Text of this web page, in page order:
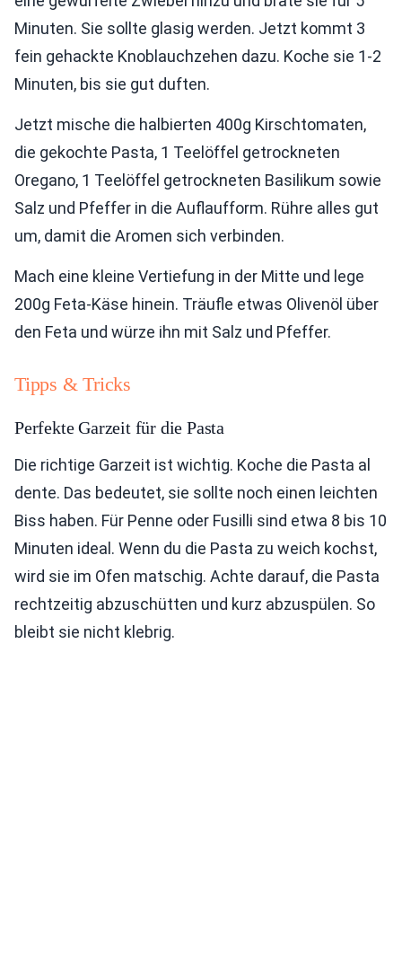
Minuten. Sie sollte glasig werden. Jetzt kommt 3
fein gehackte Knoblauchzehen dazu. Koche sie 1-2
Minuten, bis sie gut duften.
Jetzt mische die halbierten 400g Kirschtomaten,
die gekochte Pasta, 1 Teelöffel getrockneten
Oregano, 1 Teelöffel getrockneten Basilikum sowie
Salz und Pfeffer in die Auflaufform. Rühre alles gut
um, damit die Aromen sich verbinden.
Mach eine kleine Vertiefung in der Mitte und lege
200g Feta-Käse hinein. Träufle etwas Olivenöl über
den Feta und würze ihn mit Salz und Pfeffer.
Tipps & Tricks
Perfekte Garzeit für die Pasta
Die richtige Garzeit ist wichtig. Koche die Pasta al
dente. Das bedeutet, sie sollte noch einen leichten
Biss haben. Für Penne oder Fusilli sind etwa 8 bis 10
Minuten ideal. Wenn du die Pasta zu weich kochst,
wird sie im Ofen matschig. Achte darauf, die Pasta
rechtzeitig abzuschütten und kurz abzuspülen. So
bleibt sie nicht klebrig.